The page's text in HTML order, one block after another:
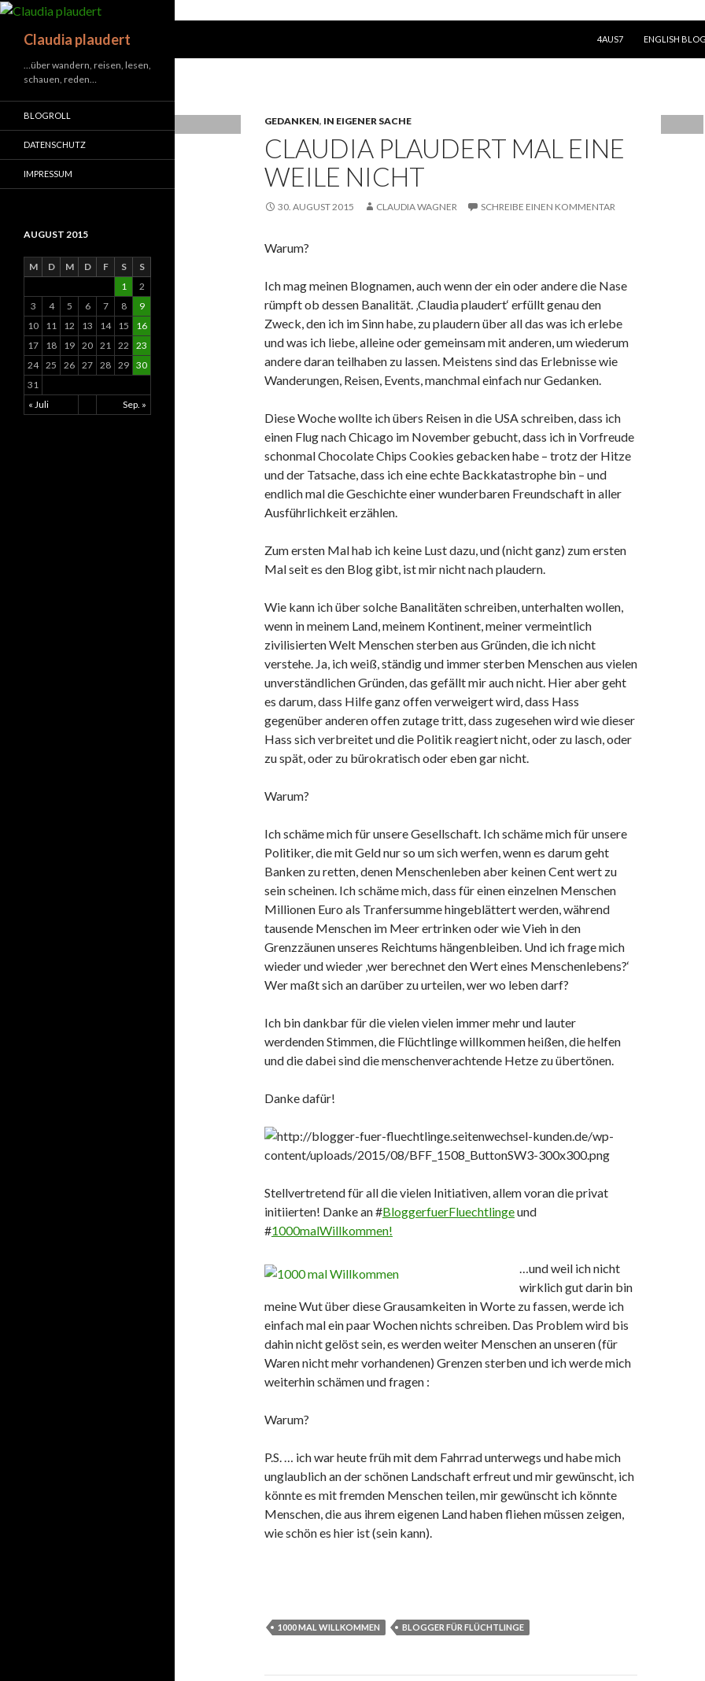
Claudia plaudert
4AUS7
ENGLISH BLOG
GEDANKEN, IN EIGENER SACHE
CLAUDIA PLAUDERT MAL EINE
WEILE NICHT
30. AUGUST 2015 CLAUDIA WAGNER SCHREIBE EINEN KOMMENTAR
Warum?
Ich mag meinen Blognamen, auch wenn der ein oder andere die Nase
rümpft ob dessen Banalität. ‚Claudia plaudert‘ erfüllt genau den
Zweck, den ich im Sinn habe, zu plaudern über all das was ich erlebe
und was ich liebe, alleine oder gemeinsam mit anderen, um wiederum
andere daran teilhaben zu lassen. Meistens sind das Erlebnisse wie
Wanderungen, Reisen, Events, manchmal einfach nur Gedanken.
Diese Woche wollte ich übers Reisen in die USA schreiben, dass ich
einen Flug nach Chicago im November gebucht, dass ich in Vorfreude
schonmal Chocolate Chips Cookies gebacken habe – trotz der Hitze
und der Tatsache, dass ich eine echte Backkatastrophe bin – und
endlich mal die Geschichte einer wunderbaren Freundschaft in aller
Ausführlichkeit erzählen.
Zum ersten Mal hab ich keine Lust dazu, und (nicht ganz) zum ersten
Mal seit es den Blog gibt, ist mir nicht nach plaudern.
Wie kann ich über solche Banalitäten schreiben, unterhalten wollen,
wenn in meinem Land, meinem Kontinent, meiner vermeintlich
zivilisierten Welt Menschen sterben aus Gründen, die ich nicht
verstehe. Ja, ich weiß, ständig und immer sterben Menschen aus vielen
unverständlichen Gründen, das gefällt mir auch nicht. Hier aber geht
es darum, dass Hilfe ganz offen verweigert wird, dass Hass
gegenüber anderen offen zutage tritt, dass zugesehen wird wie dieser
Hass sich verbreitet und die Politik reagiert nicht, oder zu lasch, oder
zu spät, oder zu bürokratisch oder eben gar nicht.
Warum?
Ich schäme mich für unsere Gesellschaft. Ich schäme mich für unsere
Politiker, die mit Geld nur so um sich werfen, wenn es darum geht
Banken zu retten, denen Menschenleben aber keinen Cent wert zu
sein scheinen. Ich schäme mich, dass für einen einzelnen Menschen
Millionen Euro als Tranfersumme hingeblättert werden, während
tausende Menschen im Meer ertrinken oder wie Vieh in den
Grenzzäunen unseres Reichtums hängenbleiben. Und ich frage mich
wieder und wieder ‚wer berechnet den Wert eines Menschenlebens?‘
Wer maßt sich an darüber zu urteilen, wer wo leben darf?
Ich bin dankbar für die vielen vielen immer mehr und lauter
werdenden Stimmen, die Flüchtlinge willkommen heißen, die helfen
und die dabei sind die menschenverachtende Hetze zu übertönen.
Danke dafür!
Stellvertretend für all die vielen Initiativen, allem voran die privat
initiierten! Danke an #BloggerfuerFluechtlingeund
#1000malWillkommen!
…und weil ich nicht
wirklich gut darin bin
meine Wut über diese Grausamkeiten in Worte zu fassen, werde ich
einfach mal ein paar Wochen nichts schreiben. Das Problem wird bis
dahin nicht gelöst sein, es werden weiter Menschen an unseren (für
Waren nicht mehr vorhandenen) Grenzen sterben und ich werde mich
weiterhin schämen und fragen :
Warum?
P.S. … ich war heute früh mit dem Fahrrad unterwegs und habe mich
unglaublich an der schönen Landschaft erfreut und mir gewünscht, ich
könnte es mit fremden Menschen teilen, mir gewünscht ich könnte
Menschen, die aus ihrem eigenen Land haben fliehen müssen zeigen,
wie schön es hier ist (sein kann).
1000 MAL WILLKOMMEN BLOGGER FÜR FLÜCHTLINGE
…über wandern, reisen, lesen,
schauen, reden…
BLOGROLL
DATENSCHUTZ
IMPRESSUM
AUGUST 2015
M D M D F S S
« Juli Sep. »
1
2
3
4 5 6 7 8
9
10
11 12 13 14 15
16
17
18 19 20 21 22
23
24 25 26 27 28 29 30
31